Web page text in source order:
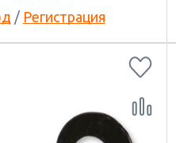
/ Регистрация